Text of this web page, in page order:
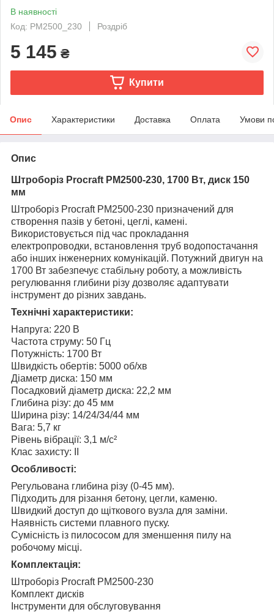
В наявності
Код: PM2500_230
Роздріб
5 145 ₴
Купити
Опис Характеристики Доставка Оплата Умови
Опис
Штроборіз Procraft PM2500-230, 1700 Вт, диск 150
мм
Штроборіз Procraft PM2500-230 призначений для
створення пазів у бетоні, цеглі, камені.
Використовується під час прокладання
електропроводки, встановлення труб водопостачання
або інших інженерних комунікацій. Потужний двигун на
1700 Вт забезпечує стабільну роботу, а можливість
регулювання глибини різу дозволяє адаптувати
інструмент до різних завдань.
Технічні характеристики:
Напруга: 220 В
Частота струму: 50 Гц
Потужність: 1700 Вт
Швидкість обертів: 5000 об/хв
Діаметр диска: 150 мм
Посадковий діаметр диска: 22,2 мм
Глибина різу: до 45 мм
Ширина різу: 14/24/34/44 мм
Вага: 5,7 кг
Рівень вібрації: 3,1 м/с²
Клас захисту: II
Особливості:
Регульована глибина різу (0-45 мм).
Підходить для різання бетону, цегли, каменю.
Швидкий доступ до щіткового вузла для заміни.
Наявність системи плавного пуску.
Сумісність із пилососом для зменшення пилу на
робочому місці.
Комплектація:
Штроборіз Procraft PM2500-230
Комплект дисків
Інструменти для обслуговування